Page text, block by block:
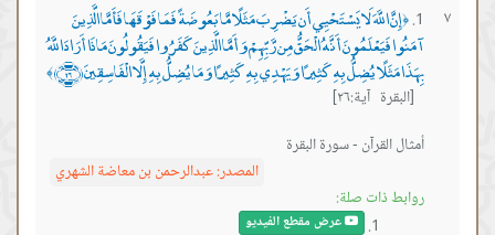
٧ ﴿إِنَّ اللَّهَ لَا يَسْتَحْيِي أَن يَضْرِبَ مَثَلًا مَّا بَعُوضَةً فَمَا فَوْقَهَا فَأَمَّا الَّذِينَ
آمَنُوا فَيَعْلَمُونَ أَنَّهُ الْحَقُّ مِن رَّبِّهِمْ وَأَمَّا الَّذِينَ كَفَرُوا فَيَقُولُونَ مَاذَا أَرَادَ اللَّهُ
بِهَذَا مَثَلًا يُضِلُّ بِهِ كَثِيرًا وَيَهْدِي بِهِ كَثِيرًا وَمَا يُضِلُّ بِهِ إِلَّا الْفَاسِقِينَ ﴿٢٦﴾ ﴾
[البقرة آية:٢٦]
أمثال القرآن - سورة البقرة
المصدر:عبدالرحمن بن معاضة الشهري
روابط ذات صلة:
عرض مقطع الفيديو